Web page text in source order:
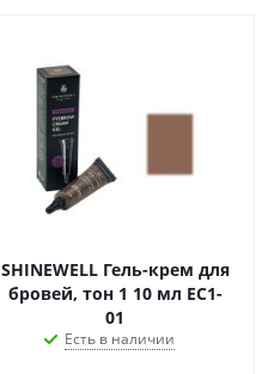
SHINEWELL Гель-крем для
бровей, тон 1 10 мл EC1-
01
Есть в наличии